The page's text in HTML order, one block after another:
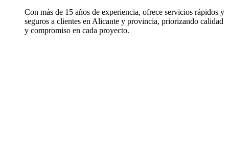
Con más de 15 años de experiencia, ofrece servicios rápidos y
seguros a clientes en Alicante y provincia, priorizando calidad
y compromiso en cada proyecto.